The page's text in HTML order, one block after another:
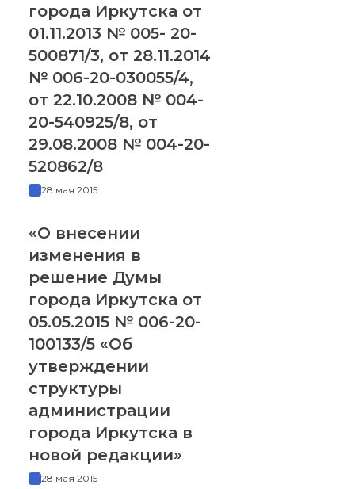
города Иркутска от
01.11.2013 № 005- 20-
500871/3, от 28.11.2014
№ 006-20-030055/4,
от 22.10.2008 № 004-
20-540925/8, от
29.08.2008 № 004-20-
520862/8
28 мая 2015
«О внесении
изменения в
решение Думы
города Иркутска от
05.05.2015 № 006-20-
100133/5 «Об
утверждении
структуры
администрации
города Иркутска в
новой редакции»
28 мая 2015